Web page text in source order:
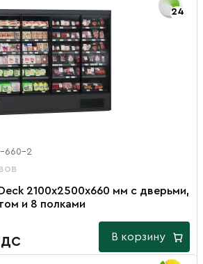
24
660-2
2100х2500х660 мм с дверьми,
и 8 полками
В корзину